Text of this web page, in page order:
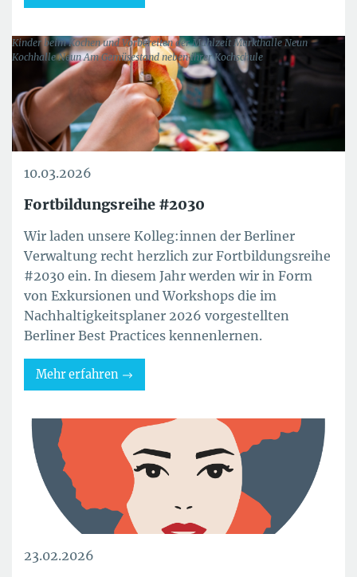
Kinder beim Kochen und Vorbereiten der Mahlzeit Markthalle Neun
Kochhalle Neun Am Gemüsestand neben ihrer Kochschule
10.03.2026
Fortbildungsreihe #2030
Wir laden unsere Kolleg:innen der Berliner
Verwaltung recht herzlich zur Fortbildungsreihe
#2030 ein. In diesem Jahr werden wir in Form
von Exkursionen und Workshops die im
Nachhaltigkeitsplaner 2026 vorgestellten
Berliner Best Practices kennenlernen.
Mehr erfahren
23.02.2026